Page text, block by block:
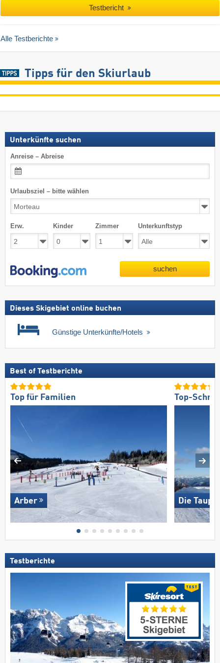
Testbericht
Alle Testberichte
Tipps für den Skiurlaub
Unterkünfte suchen
Anreise – Abreise
Urlaubsziel – bitte wählen
Erw. Kinder Zimmer Unterkunftstyp
suchen
Dieses Skigebiet online buchen
Günstige Unterkünfte/Hotels
Best of Testberichte
Top für Familien
Arber
Top-
Die
Testberichte